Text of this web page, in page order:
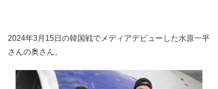
2024年3月15日の韓国戦でメディアデビューした水原一平
さんの奥さん。